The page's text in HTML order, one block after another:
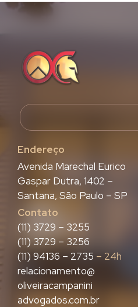
Endereço
Avenida Marechal Eurico
Gaspar Dutra, 1402 –
Santana, São Paulo – SP
Contato
(11) 3729 – 3255
(11) 3729 – 3256
(11) 94136 – 2735 – 24h
relacionamento@
oliveiracampanini
advogados.com.br